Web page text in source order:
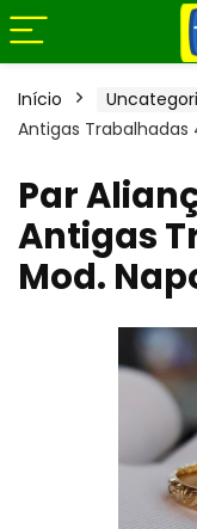
Início
Antigas Trabalhadas
Par
Antigas
Mod.